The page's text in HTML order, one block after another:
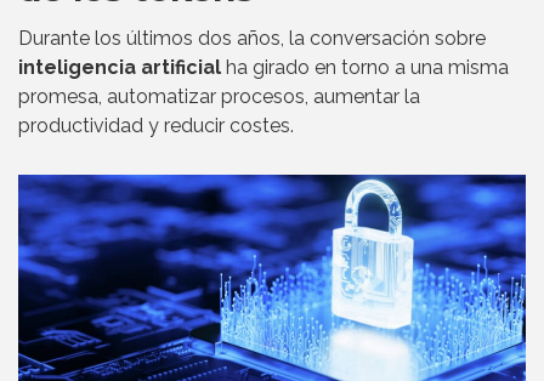
Durante los últimos dos años, la conversación sobre
inteligencia artificial ha girado en torno a una misma
promesa, automatizar procesos, aumentar la
productividad y reducir costes.